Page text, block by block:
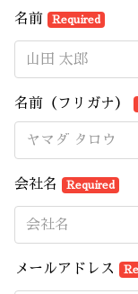
名前 Required
名前（フリガナ）
会社名 Required
メールアドレス